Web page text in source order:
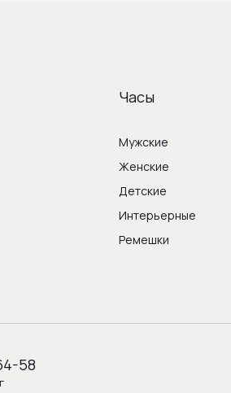
Часы
Мужские
Женские
Детские
Интерьерные
Ремешки
58